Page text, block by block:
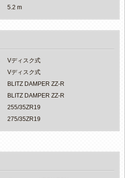
5.2 m
Vディスク式
Vディスク式
BLITZ DAMPER ZZ-R
BLITZ DAMPER ZZ-R
255/35ZR19
275/35ZR19